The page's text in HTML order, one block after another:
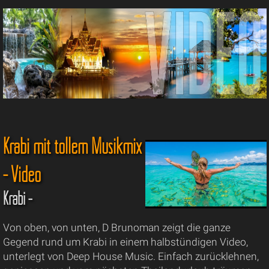
Krabi mit tollem Musikmix
- Video
Krabi -
Von oben, von unten, D Brunoman zeigt die ganze
Gegend rund um Krabi in einem halbstündigen Video,
unterlegt von Deep House Music. Einfach zurücklehnen,